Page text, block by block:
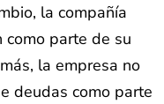
la compañía
como parte de su
la empresa no
deudas como parte